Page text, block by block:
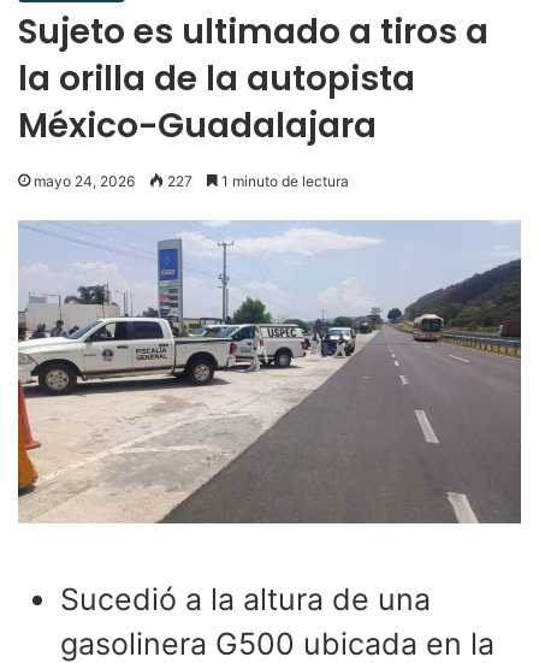
Sujeto es ultimado a tiros a
la orilla de la autopista
México-Guadalajara
mayo 24, 2026 227 1 minuto de lectura
Sucedió a la altura de una
gasolinera G500 ubicada en la